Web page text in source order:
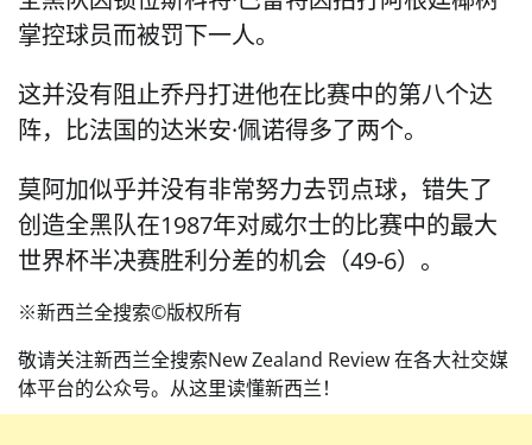
掌控球员而被罚下一人。
这并没有阻止乔丹打进他在比赛中的第八个达
阵，比法国的达米安·佩诺得多了两个。
莫阿加似乎并没有非常努力去罚点球，错失了
创造全黑队在1987年对威尔士的比赛中的最大
世界杯半决赛胜利分差的机会（49-6）。
※新西兰全搜索©️版权所有
敬请关注新西兰全搜索New Zealand Review 在各大社交媒
体平台的公众号。从这里读懂新西兰！️